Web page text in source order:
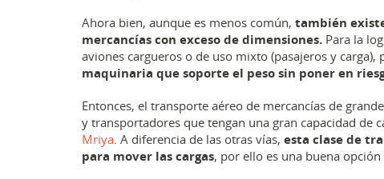
Ahora bien, aunque es menos común, también
mercancías con exceso de dimensiones. Para la
aviones cargueros o de uso mixto (pasajeros y carga),
maquinaria que soporte el peso sin poner en
Entonces, el transporte aéreo de mercancías de
y transportadores que tengan una gran capacidad de
Mriya . A diferencia de las otras vías, esta clase de
para mover las cargas, por ello es una buena